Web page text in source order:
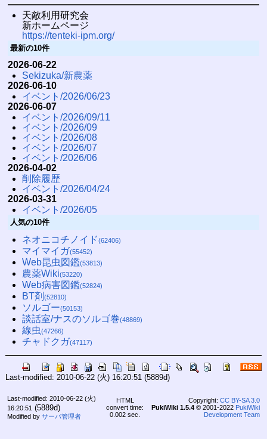
天敵利用研究会
新ホームページ
https://tenteki-ipm.org/
最新の10件
2026-06-22
Sekizuka/新農薬
2026-06-10
イベント/2026/06/23
2026-06-07
イベント/2026/09/11
イベント/2026/09
イベント/2026/08
イベント/2026/07
イベント/2026/06
2026-04-02
削除履歴
イベント/2026/04/24
2026-03-31
イベント/2026/05
人気の10件
ネオニコチノイド(62406)
マイマイガ(55452)
Web昆虫図鑑(53813)
農薬Wiki(53220)
Web病害図鑑(52824)
BT剤 (52810)
ソルゴー(50153)
談話室/ナスのソルゴ巻(48869)
線虫(47266)
チャドクガ(47117)
Last-modified: 2010-06-22 (火) 16:20:51 (5889d)
Last-modified: 2010-06-22 (火)
16:20:51 (5889d)
Modified by サーバ管理者
HTML
convert time:
0.002 sec.
Copyright: CC BY-SA 3.0
PukiWiki 1.5.4© 2001-2022 PukiWiki
Development Team